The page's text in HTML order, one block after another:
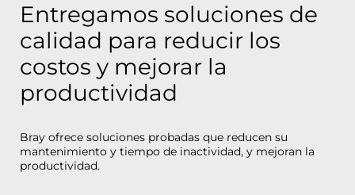
Entregamos soluciones de
calidad para reducir los
costos y mejorar la
productividad
Bray ofrece soluciones probadas que reducen su
mantenimiento y tiempo de inactividad, y mejoran la
productividad.